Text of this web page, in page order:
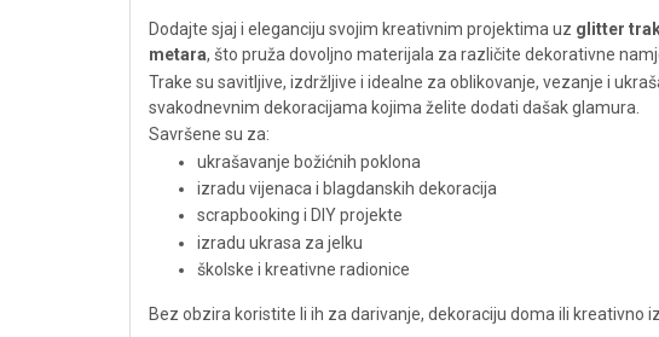
Dodajte sjaj i eleganciju svojim kreativnim projektima uz glitter
metara, što pruža dovoljno materijala za različite dekorativne
Trake su savitljive, izdržljive i idealne za oblikovanje, vezanje i
svakodnevnim dekoracijama kojima želite dodati dašak glamura.
Savršene su za:
ukrašavanje božićnih poklona
izradu vijenaca i blagdanskih dekoracija
scrapbooking i DIY projekte
izradu ukrasa za jelku
školske i kreativne radionice
Bez obzira koristite li ih za darivanje, dekoraciju doma ili kreativno